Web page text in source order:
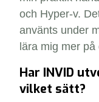
och Hyper-v.
använts under
lära mig mer på
Har INVID
vilket sätt?